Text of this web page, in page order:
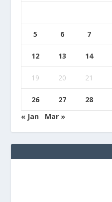
5 6 7
12 13 14
19 20 21
26 27 28
« Jan
Mar »